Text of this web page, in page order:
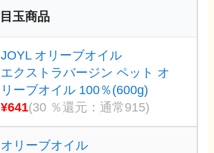
目玉商品
JOYL オリーブオイル
エクストラバージン ペット オ
リーブオイル 100％(600g)
¥641(30 ％還元：通常915)
オリーブオイル